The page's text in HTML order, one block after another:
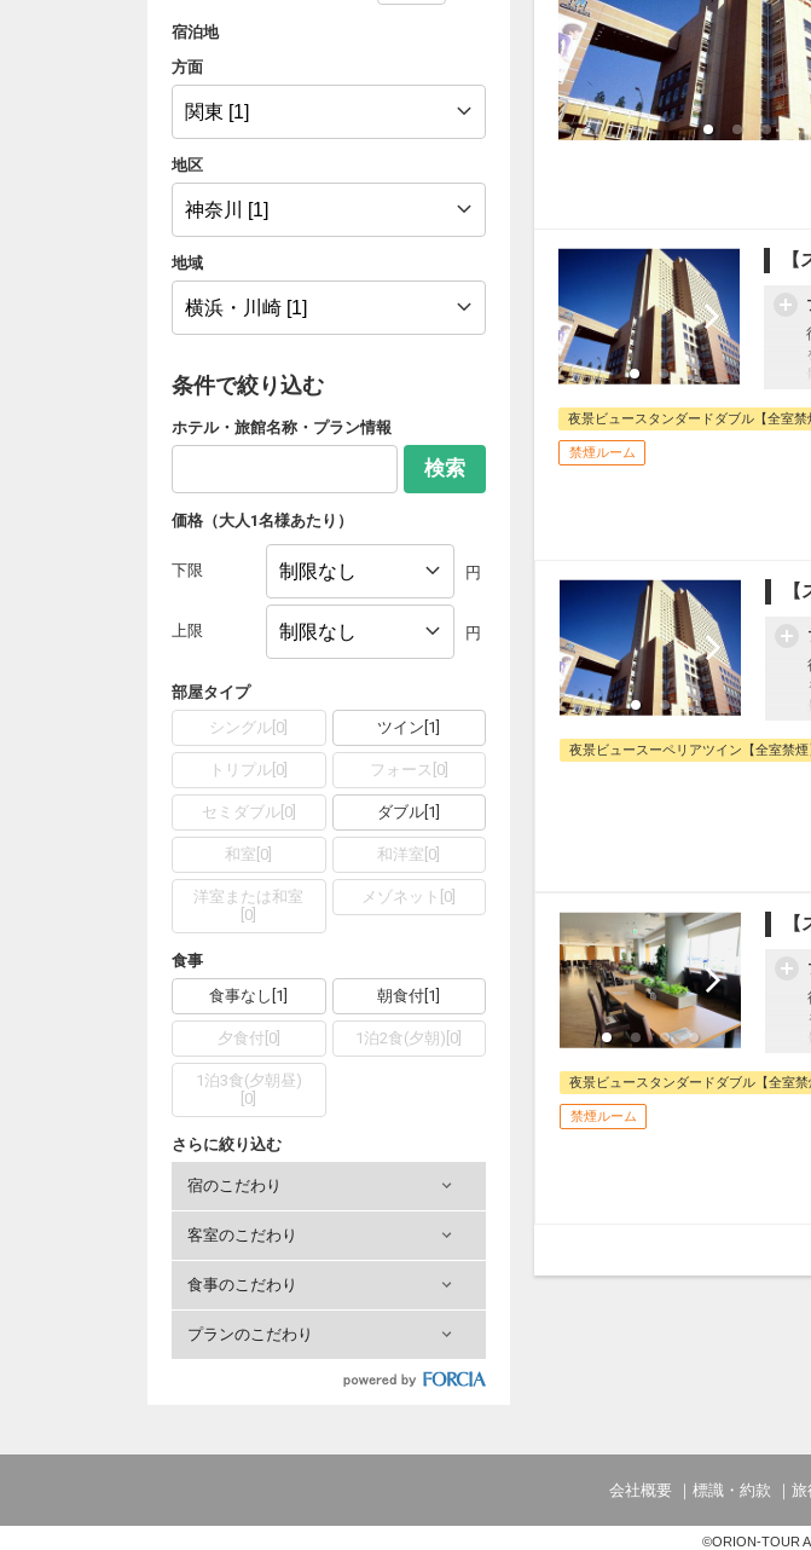
宿泊地
方面
地区
地域
条件で絞り込む
ホテル・旅館名称・プラン情報
検索
価格（大人1名様あたり）
下限 円
上限 円
部屋タイプ
シングル 0 ツイン 1
トリプル 0 フォース 0]
セミダブル[ 0] ダブル 1
和室 0 和洋室 0
洋室または和室
0
メゾネット 0
食事
食事なし 1 朝食付 1
夕食付 0] 1泊2食(夕朝) 0
1泊3食(夕朝昼)
0
さらに絞り込む
宿のこだわり
客室のこだわり
食事のこだわり
プランのこだわり
夜景ビュースタンダードダブル【全室禁
禁煙ルーム
夜景ビュースーペリアツイン【全室禁煙
夜景ビュースタンダードダブル【全室禁
禁煙ルーム
会社概要 標識・約款 旅
©ORION-TOUR